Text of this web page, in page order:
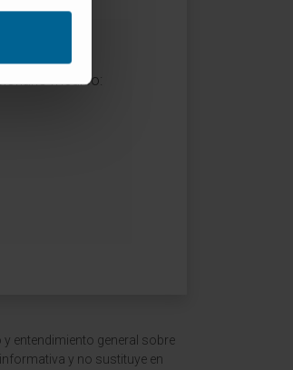
médico:
entendimiento general sobre
y no sustituye en